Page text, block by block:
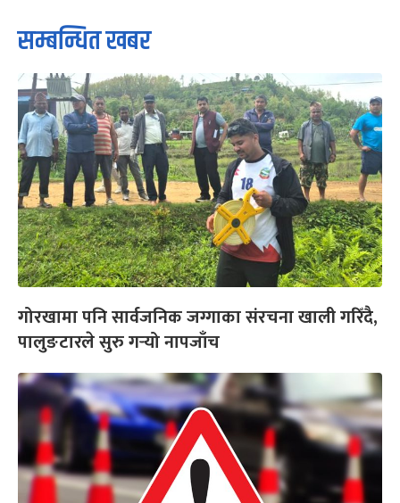
सम्बन्धित खबर
गोरखामा पनि सार्वजनिक जग्गाका संरचना खाली गरिँदै,
पालुङटारले सुरु गर्‍यो नापजाँच